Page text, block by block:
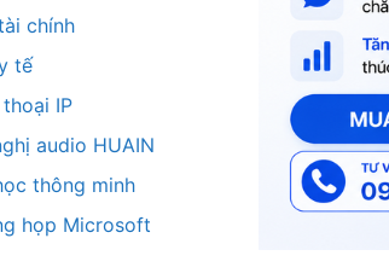
chính
tế
IP
audio HUAIN
thông minh
họp Microsoft